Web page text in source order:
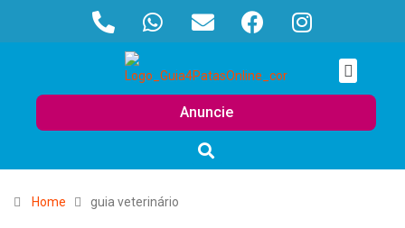
Anuncie
Home guia veterinário